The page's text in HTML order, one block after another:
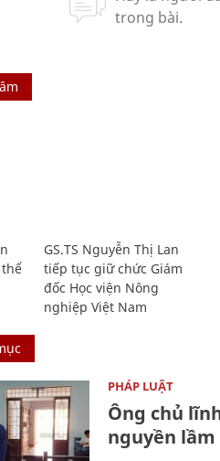
GS.TS Nguyễn Thị Lan
tiếp tục giữ chức Giám
đốc Học viện Nông
nghiệp Việt Nam
PHÁP LUẬT
Ông chủ
nguyền